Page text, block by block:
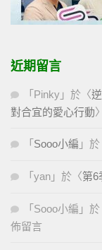
近期留言
「 Pinky 」於〈
對合宜的愛心行動
「 Sooo小編 」
「 yan 」於〈第6
「 Sooo小編 」
佈留言